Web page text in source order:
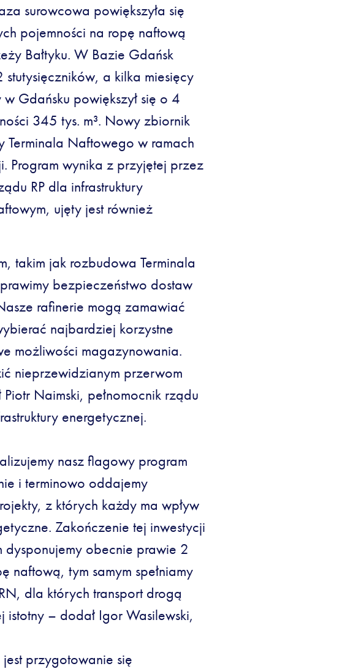
surowcowa powiększyła się
pojemności na ropę naftową
Bałtyku. W Bazie Gdańsk
a kilka miesięcy
Gdańsku powiększył się o 4
345 tys. m³. Nowy zbiornik
Terminala Naftowego w ramach
Program wynika z przyjętej przez
RP dla infrastruktury
ujęty jest również
takim jak rozbudowa Terminala
bezpieczeństwo dostaw
rafinerie mogą zamawiać
najbardziej korzystne
możliwości magazynowania.
nieprzewidzianym przerwom
Naimski, pełnomocnik rządu
energetycznej.
nasz flagowy program
i terminowo oddajemy
z których każdy ma wpływ
Zakończenie tej inwestycji
obecnie prawie 2
naftową, tym samym spełniamy
dla których transport drogą
istotny – dodał Igor Wasilewski,
przygotowanie się